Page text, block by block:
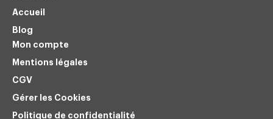
Mon compte
Mentions légales
CGV
Gérer les Cookies
Politique de confidentialité
Accueil
Blog